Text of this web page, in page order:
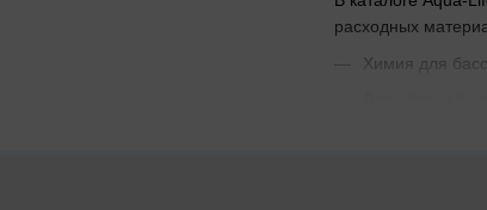
расходных
Химия для